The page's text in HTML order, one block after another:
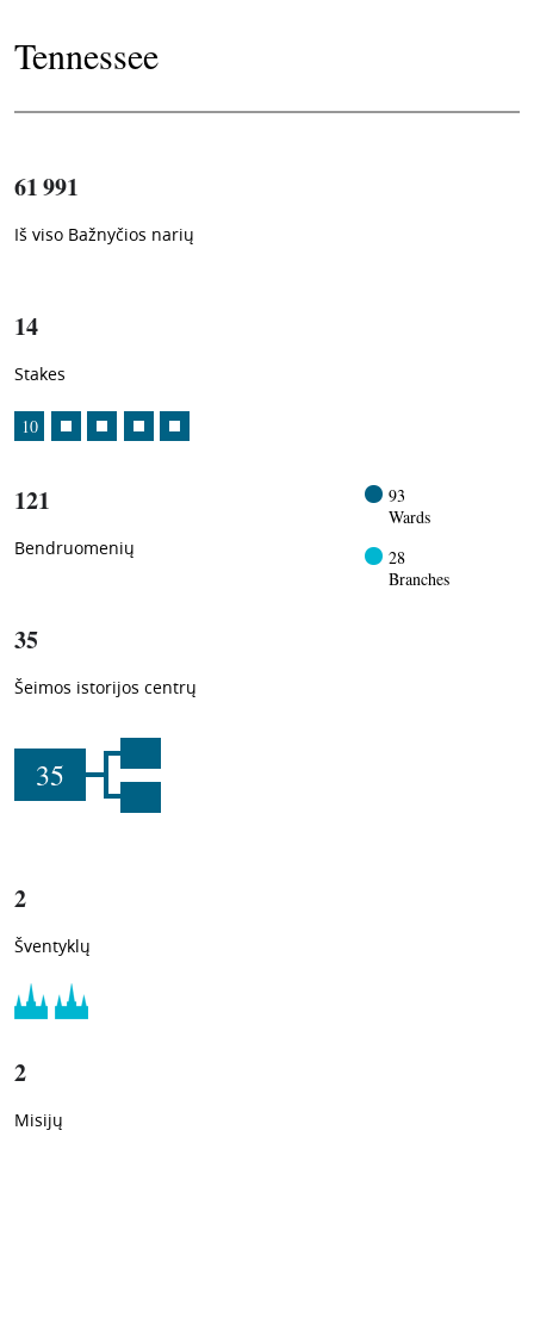
Tennessee
61 991
Iš viso Bažnyčios narių
1 -in-
14
Stakes
10
121
Bendruomenių
93
Wards
28
Branches
35
Šeimos istorijos centrų
35
2
Šventyklų
2
Misijų